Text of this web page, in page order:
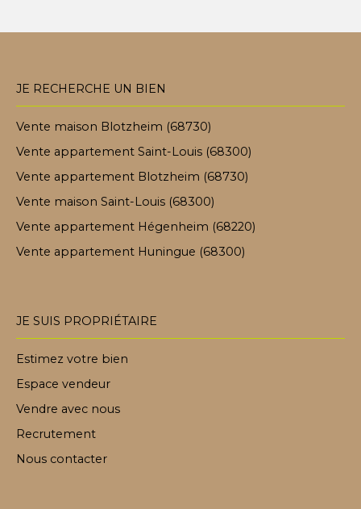
JE RECHERCHE UN BIEN
Vente maison Blotzheim (68730)
Vente appartement Saint-Louis (68300)
Vente appartement Blotzheim (68730)
Vente maison Saint-Louis (68300)
Vente appartement Hégenheim (68220)
Vente appartement Huningue (68300)
JE SUIS PROPRIÉTAIRE
Estimez votre bien
Espace vendeur
Vendre avec nous
Recrutement
Nous contacter